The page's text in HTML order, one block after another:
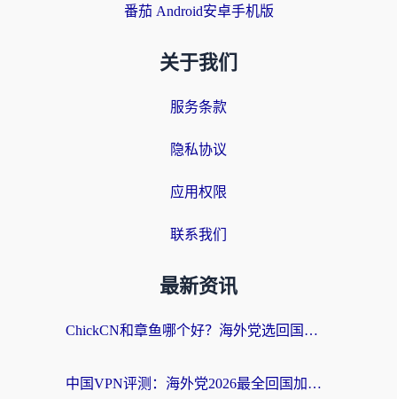
番茄 Android安卓手机版
关于我们
服务条款
隐私协议
应用权限
联系我们
最新资讯
ChickCN和章鱼哪个好？海外党选回国加速器的3个关键维度 + 实用避坑指南
中国VPN评测：海外党2026最全回国加速器选择指南，告别地区限制不踩坑